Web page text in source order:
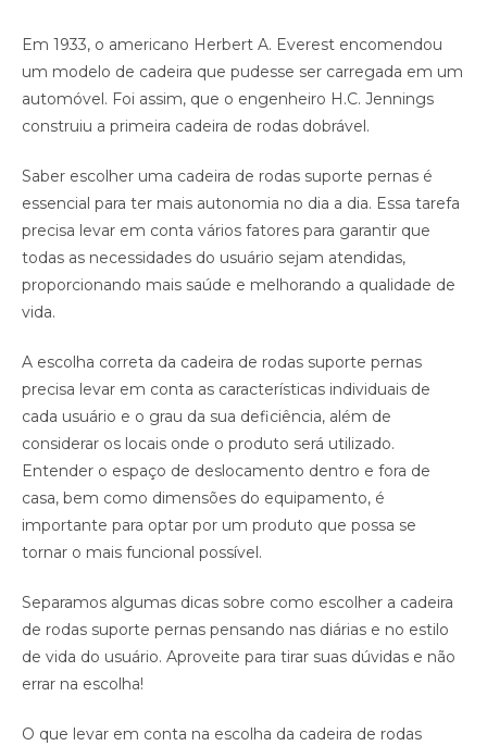
Em 1933, o americano Herbert A. Everest encomendou
um modelo de cadeira que pudesse ser carregada em um
automóvel. Foi assim, que o engenheiro H.C. Jennings
construiu a primeira cadeira de rodas dobrável.
Saber escolher uma cadeira de rodas suporte pernas é
essencial para ter mais autonomia no dia a dia. Essa tarefa
precisa levar em conta vários fatores para garantir que
todas as necessidades do usuário sejam atendidas,
proporcionando mais saúde e melhorando a qualidade de
vida.
A escolha correta da cadeira de rodas suporte pernas
precisa levar em conta as características individuais de
cada usuário e o grau da sua deficiência, além de
considerar os locais onde o produto será utilizado.
Entender o espaço de deslocamento dentro e fora de
casa, bem como dimensões do equipamento, é
importante para optar por um produto que possa se
tornar o mais funcional possível.
Separamos algumas dicas sobre como escolher a cadeira
de rodas suporte pernas pensando nas diárias e no estilo
de vida do usuário. Aproveite para tirar suas dúvidas e não
errar na escolha!
O que levar em conta na escolha da cadeira de rodas